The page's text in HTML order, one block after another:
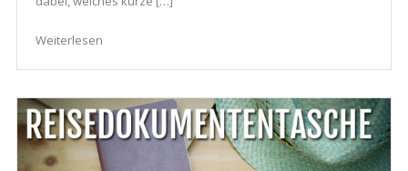
Weiterlesen